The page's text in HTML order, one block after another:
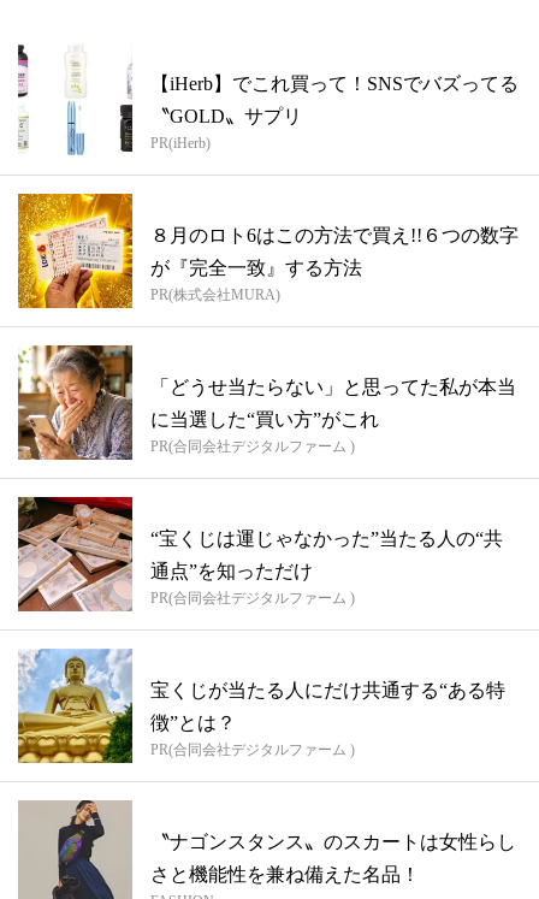
【iHerb】でこれ買って！SNSでバズってる
〝GOLD〟サプリ
PR(iHerb)
８月のロト6はこの方法で買え!!６つの数字
が『完全一致』する方法
PR(株式会社MURA)
「どうせ当たらない」と思ってた私が本当
に当選した“買い方”がこれ
PR(合同会社デジタルファーム )
“宝くじは運じゃなかった”当たる人の“共
通点”を知っただけ
PR(合同会社デジタルファーム )
宝くじが当たる人にだけ共通する“ある特
徴”とは？
PR(合同会社デジタルファーム )
〝ナゴンスタンス〟のスカートは女性らし
さと機能性を兼ね備えた名品！